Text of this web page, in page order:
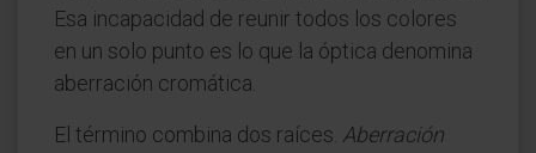
Esa incapacidad de reunir todos los colores
en un solo punto es lo que la óptica denomina
aberración cromática.
El término combina dos raíces. Aberración